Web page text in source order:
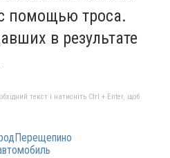
помощью троса.
в результате
текст і натисніть Ctrl + Enter, щоб